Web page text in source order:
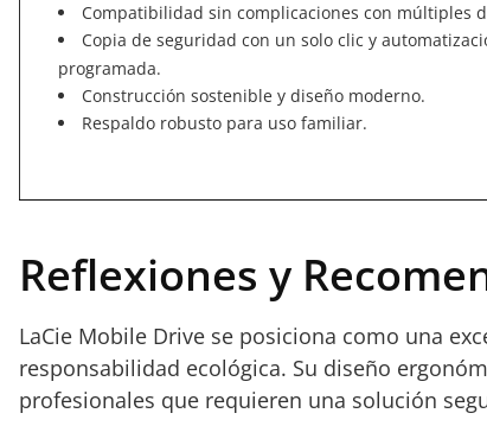
Compatibilidad sin complicaciones con múltiples
Copia de seguridad con un solo clic y
programada.
Construcción sostenible y diseño moderno.
Respaldo robusto para uso familiar.
Reflexiones y
LaCie Mobile Drive se posiciona como una
responsabilidad ecológica. Su diseño
profesionales que requieren una solución